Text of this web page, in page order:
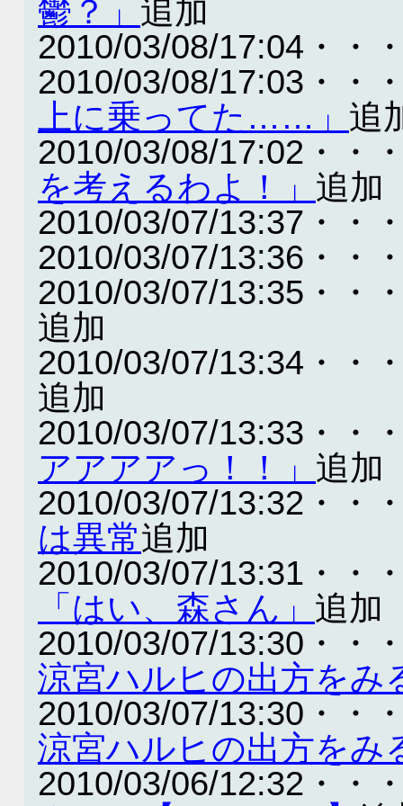
鬱？」 追加
2010/03/08/17:04・・
2010/03/08/17:03・・
上に乗ってた……」 追
2010/03/08/17:02・・
を考えるわよ！」 追加
2010/03/07/13:37・・
2010/03/07/13:36・・
2010/03/07/13:35・・
追加
2010/03/07/13:34・・
追加
2010/03/07/13:33・・
アアアアっ！！」 追加
2010/03/07/13:32・・
は異常追加
2010/03/07/13:31・・
「はい、森さん」 追加
2010/03/07/13:30・・
涼宮ハルヒの出方をみ
2010/03/07/13:30・・
涼宮ハルヒの出方をみ
2010/03/06/12:32・・